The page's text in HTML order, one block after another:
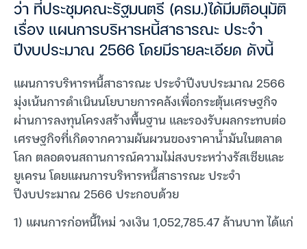
ว่า ที่ประชุมคณะรัฐมนตรี (ครม.)ได้มีมติอนุมัติ
เรื่อง แผนการบริหารหนี้สาธารณะ ประจำ
ปีงบประมาณ 2566 โดยมีรายละเอียด ดังนี้
แผนการบริหารหนี้สาธารณะ ประจำปีงบประมาณ 2566
มุ่งเน้นการดำเนินนโยบายการคลังเพื่อกระตุ้นเศรษฐกิจ
ผ่านการลงทุนโครงสร้างพื้นฐาน และรองรับผลกระทบต่อ
เศรษฐกิจที่เกิดจากความผันผวนของราคาน้ำมันในตลาด
โลก ตลอดจนสถานการณ์ความไม่สงบระหว่างรัสเซียและ
ยูเครน โดยแผนการบริหารหนี้สาธารณะ ประจำ
ปีงบประมาณ 2566 ประกอบด้วย
1) แผนการก่อหนี้ใหม่ วงเงิน 1,052,785.47 ล้านบาท ได้แก่